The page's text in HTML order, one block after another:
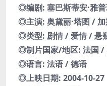
◎编剧: 塞巴斯蒂安·雅
◎主演: 奥黛丽·塔图 / 加
◎类型: 剧情 / 爱情 / 悬
◎制片国家/地区: 法国 /
◎语言: 法语 / 德语
◎上映日期: 2004-10-27